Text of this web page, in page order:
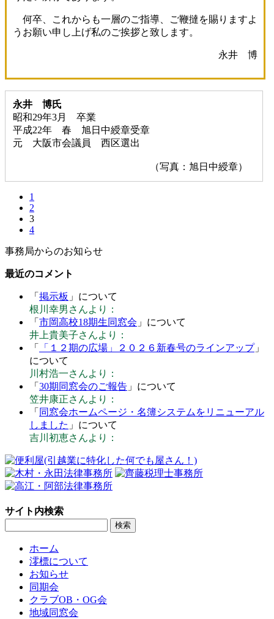
何卒、これからも一層のご指導、ご鞭撻を賜りますよ
うお願い申し上げ私のご挨拶と致します。
永井 博
永井 博氏
昭和29年3月 卒業
平成22年 春 旭日中綬章受章
元 大阪市会議員 西区選出
（写真：旭日中綬章）
1
2
3
4
事務局からのお知らせ
最近のコメント
「 掲示板 」について
根川幸男さんより：
「 市岡高校18期生同窓会 」について
井上貴美子さんより：
「
「１２期の広場」２０２６新春号のラインアップ」
について
川村浩一さんより：
「 30期同窓会のご報告 」について
笠井康正さんより：
「 同窓会ホームページ・名簿システムをリニューアル
しました 」について
吉川初恵さんより：
サイト内検索
ホーム
澪標について
お知らせ
同期会
クラブOB・OG会
地域同窓会